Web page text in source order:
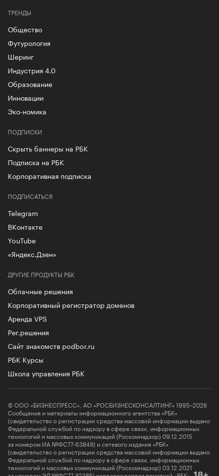
ТРЕНДЫ
Общество
Футурология
Шеринг
Индустрия 4.0
Образование
Инновации
Эко-номика
ПОДПИСКИ
Скрыть баннеры на РБК
Подписка на РБК
Корпоративная подписка
ДРУГИЕ ПРОДУКТЫ РБК
Облачные решения
Корпоративный регистратор доменов
Аренда VPS
Рег.решения
Сайт знакомств podbor.ru
РБК Курсы
Школа управления РБК
ПОДПИСАТЬСЯ
Telegram
ВКонтакте
YouTube
«Яндекс.Дзен»
© ООО «БИЗНЕСПРЕСС», АО «РОСБИЗНЕСКОНСАЛТИНГ» 1995–2026
Сообщения и материалы информационного агентства «РБК»
(свидетельство о регистрации средства массовой информации выдано
Федеральной службой по надзору в сфере связи, информационных
технологий и массовых коммуникаций (Роскомнадзор) 09.12.2015
за номером ИА №ФС77-63848) и сетевого издания «РБК»
(свидетельство о регистрации средства массовой информации выдано
Федеральной службой по надзору в сфере связи, информационных
технологий и массовых коммуникаций (Роскомнадзор) 03.12.2021